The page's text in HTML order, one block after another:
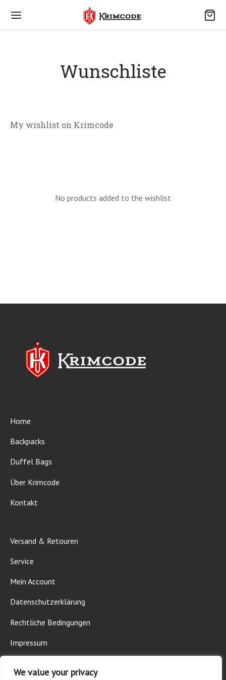
We value your privacy
Wunschliste
My wishlist on Krimcode
No products added to the wishlist
Home
Backpacks
Duffel Bags
Über Krimcode
Kontakt
Versand & Retouren
Service
Mein Account
Datenschutzerklärung
Rechtliche Bedingungen
Impressum
KRIMCODE